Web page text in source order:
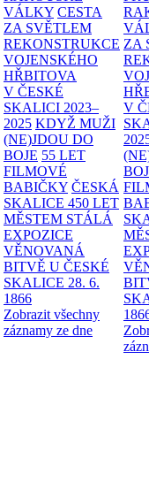
VÁLKY CESTA
ZA SVĚTLEM
REKONSTRUKCE
VOJENSKÉHO
HŘBITOVA
V ČESKÉ
SKALICI 2023–
2025 KDYŽ MUŽI
(NE)JDOU DO
BOJE 55 LET
FILMOVÉ
BABIČKY ČESKÁ
SKALICE 450 LET
MĚSTEM STÁLÁ
EXPOZICE
VĚNOVANÁ
BITVĚ U ČESKÉ
SKALICE 28. 6.
1866
Zobrazit všechny
záznamy ze dne
ZA
V